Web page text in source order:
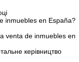
venta de inmuebles en